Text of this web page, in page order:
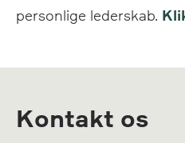
personlige lederskab.
Kontakt os